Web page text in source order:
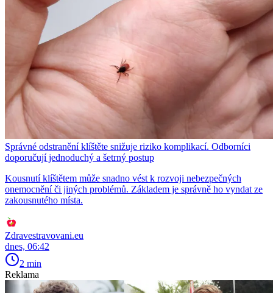
Správné odstranění klíštěte snižuje riziko komplikací. Odborníci
doporučují jednoduchý a šetrný postup
Kousnutí klíštětem může snadno vést k rozvoji nebezpečných
onemocnění či jiných problémů. Základem je správně ho vyndat ze
zakousnutého místa.
Zdravestravovani.eu
dnes, 06:42
2 min
Reklama